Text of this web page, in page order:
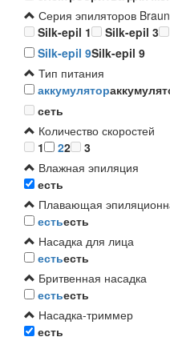
Серия эпиляторов Braun
Silk-epil 1
Silk-epil 3
Silk-epil 9Silk-epil 9
Тип питания
аккумулятор
сеть
Количество скоростей
1
22
3
Влажная эпиляция
есть
Плавающая
естьесть
Насадка для лица
естьесть
Бритвенная насадка
естьесть
Насадка-триммер
есть